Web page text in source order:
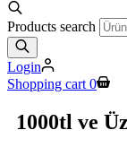
Products search
Login
Shopping cart 0
1000tl ve